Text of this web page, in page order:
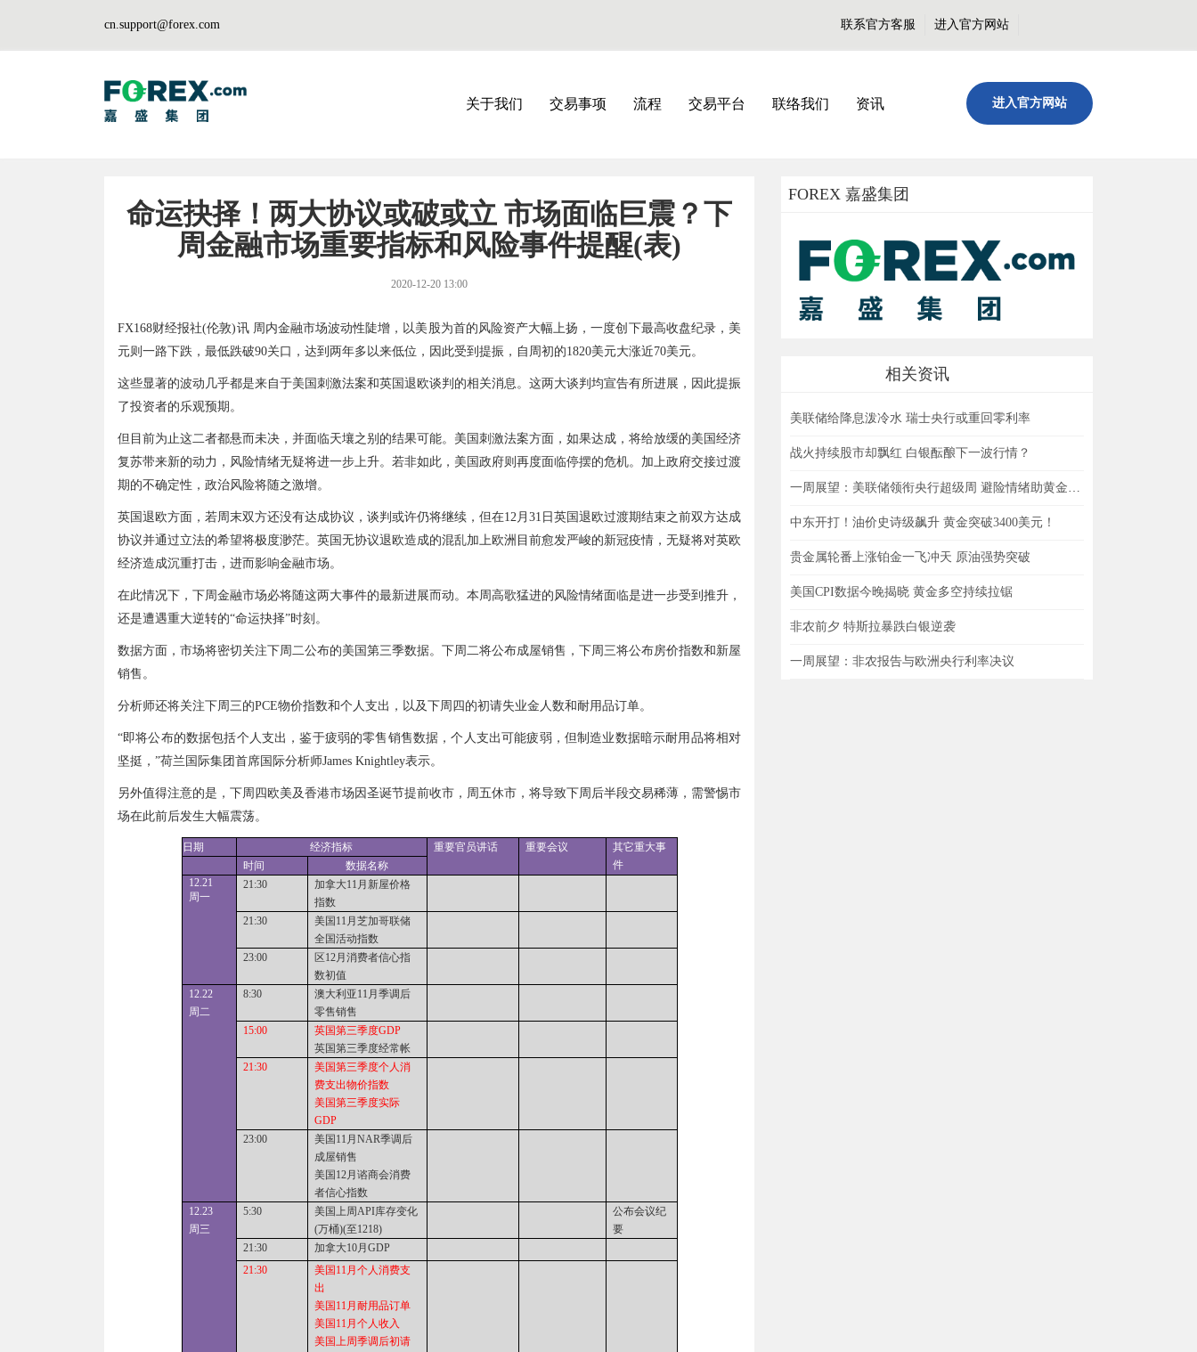
cn.support@forex.com 进入官方网站
联系官方客服
关于我们 交易事项 流程 交易平台 联络我们 资讯 进入官方网站
命运抉择！两大协议或破或立 市场面临巨震？下
周金融市场重要指标和风险事件提醒(表)
2020-12-20 13:00
FX168财经报社(伦敦)讯 周内金融市场波动性陡增，以美股为首的风险资产大幅上扬，一度创下最高收盘纪录，美
元则一路下跌，最低跌破90关口，达到两年多以来低位，因此受到提振，自周初的1820美元大涨近70美元。
这些显著的波动几乎都是来自于美国刺激法案和英国退欧谈判的相关消息。这两大谈判均宣告有所进展，因此提振
了投资者的乐观预期。
但目前为止这二者都悬而未决，并面临天壤之别的结果可能。美国刺激法案方面，如果达成，将给放缓的美国经济
复苏带来新的动力，风险情绪无疑将进一步上升。若非如此，美国政府则再度面临停摆的危机。加上政府交接过渡
期的不确定性，政治风险将随之激增。
英国退欧方面，若周末双方还没有达成协议，谈判或许仍将继续，但在12月31日英国退欧过渡期结束之前双方达成
协议并通过立法的希望将极度渺茫。英国无协议退欧造成的混乱加上欧洲目前愈发严峻的新冠疫情，无疑将对英欧
经济造成沉重打击，进而影响金融市场。
在此情况下，下周金融市场必将随这两大事件的最新进展而动。本周高歌猛进的风险情绪面临是进一步受到推升，
还是遭遇重大逆转的“命运抉择”时刻。
数据方面，市场将密切关注下周二公布的美国第三季数据。下周二将公布成屋销售，下周三将公布房价指数和新屋
销售。
分析师还将关注下周三的PCE物价指数和个人支出，以及下周四的初请失业金人数和耐用品订单。
“即将公布的数据包括个人支出，鉴于疲弱的零售销售数据，个人支出可能疲弱，但制造业数据暗示耐用品将相对
坚挺，”荷兰国际集团首席国际分析师James Knightley表示。
另外值得注意的是，下周四欧美及香港市场因圣诞节提前收市，周五休市，将导致下周后半段交易稀薄，需警惕市
场在此前后发生大幅震荡。
日期 经济指标 重要官员讲话 重要会议
其它重大事
件
时间
数据名称
12.21
周一
21:30
加拿大11月新屋价格
指数
21:30
美国11月芝加哥联储
全国活动指数
23:00
区12月消费者信心指
数初值
12.22
周二
8:30
澳大利亚11月季调后
零售销售
15:00
英国第三季度GDP
英国第三季度经常帐
21:30
美国第三季度个人消
费支出物价指数
美国第三季度实际
GDP
23:00
美国11月NAR季调后
成屋销售
美国12月谘商会消费
者信心指数
12.23
周三
5:30
美国上周API库存变化
(万桶)(至1218)
公布会议纪
要
21:30
加拿大10月GDP
21:30
美国11月个人消费支
出
美国11月耐用品订单
美国11月个人收入
美国上周季调后初请
FOREX 嘉盛集团
相关资讯
美联储给降息泼冷水 瑞士央行或重回零利率
战火持续股市却飘红 白银酝酿下一波行情？
中东开打！油价史诗级飙升 黄金突破3400美元！
贵金属轮番上涨铂金一飞冲天 原油强势突破
美国CPI数据今晚揭晓 黄金多空持续拉锯
非农前夕 特斯拉暴跌白银逆袭
一周展望：非农报告与欧洲央行利率决议